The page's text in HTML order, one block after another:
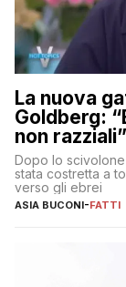
La nuova
Goldberg:
non razziali”
Dopo lo
stata costretta a
verso gli ebrei
ASIA BUCONI-FATTI